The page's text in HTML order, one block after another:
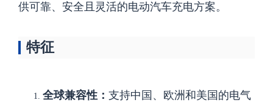
供可靠、安全且灵活的电动汽车充电方案。
特征
全球兼容性： 支持中国、欧洲和美国的电气